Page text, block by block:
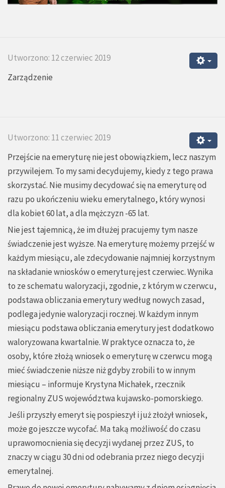
Utworzono: 12 czerwiec 2019
Zarządzenie
Utworzono: 11 czerwiec 2019
Przejście na emeryturę nie jest obowiązkiem, lecz naszym
przywilejem. To my sami decydujemy, kiedy z tego prawa
skorzystać. Nie musimy decydować się na emeryturę od
razu po ukończeniu wieku emerytalnego, który wynosi
dla kobiet 60 lat, a dla mężczyzn -65 lat.
Nie jest tajemnicą, że im dłużej pracujemy tym nasze
świadczenie jest wyższe. Na emeryturę możemy przejść w
każdym miesiącu, ale zdecydowanie najmniej korzystnym
na składanie wniosków o emeryturę jest czerwiec. Wynika
to ze schematu waloryzacji, zgodnie, z którym w czerwcu,
podstawa obliczania emerytury według nowych zasad,
podlega jedynie waloryzacji rocznej. W każdym innym
miesiącu podstawa obliczania emerytury jest dodatkowo
waloryzowana kwartalnie. W praktyce oznacza to, że
osoby, które złożą wniosek o emeryturę w czerwcu mogą
mieć świadczenie niższe niż gdyby zrobili to w innym
miesiącu – informuje Krystyna Michałek, rzecznik
regionalny ZUS województwa kujawsko-pomorskiego.
Jeśli przyszły emeryt się pospieszył i już złożył wniosek,
może go jeszcze wycofać. Ma taką możliwość do czasu
uprawomocnienia się decyzji wydanej przez ZUS, to
znaczy w ciągu 30 dni od odebrania przez niego decyzji
emerytalnej.